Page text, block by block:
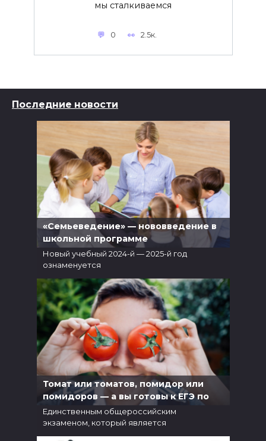
мы сталкиваемся
0 2.5к.
Последние новости
«Семьеведение» — нововведение в
школьной программе
Новый учебный 2024-й — 2025-й год
ознаменуется
5 6.1к.
Томат или томатов, помидор или
помидоров — а вы готовы к ЕГЭ по
русскому?
Единственным общероссийским
экзаменом, который является